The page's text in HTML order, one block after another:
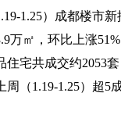
1.25）成都楼市
万㎡，环比上涨51%
住宅共成交约2053
周（1.19-1.25）超5